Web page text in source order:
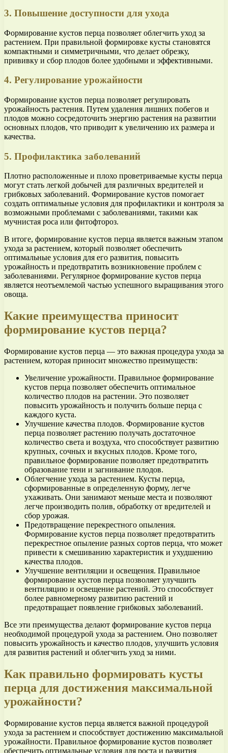
3. Повышение доступности для ухода
Формирование кустов перца позволяет облегчить уход за
растением. При правильной формировке кусты становятся
компактными и симметричными, что делает обрезку,
прививку и сбор плодов более удобными и эффективными.
4. Регулирование урожайности
Формирование кустов перца позволяет регулировать
урожайность растения. Путем удаления лишних побегов и
плодов можно сосредоточить энергию растения на развитии
основных плодов, что приводит к увеличению их размера и
качества.
5. Профилактика заболеваний
Плотно расположенные и плохо проветриваемые кусты перца
могут стать легкой добычей для различных вредителей и
грибковых заболеваний. Формирование кустов помогает
создать оптимальные условия для профилактики и контроля за
возможными проблемами с заболеваниями, такими как
мучнистая роса или фитофтороз.
В итоге, формирование кустов перца является важным этапом
ухода за растением, который позволяет обеспечить
оптимальные условия для его развития, повысить
урожайность и предотвратить возникновение проблем с
заболеваниями. Регулярное формирование кустов перца
является неотъемлемой частью успешного выращивания этого
овоща.
Какие преимущества приносит
формирование кустов перца?
Формирование кустов перца — это важная процедура ухода за
растением, которая приносит множество преимуществ:
Увеличение урожайности. Правильное формирование
кустов перца позволяет обеспечить оптимальное
количество плодов на растении. Это позволяет
повысить урожайность и получить больше перца с
каждого куста.
Улучшение качества плодов. Формирование кустов
перца позволяет растению получать достаточное
количество света и воздуха, что способствует развитию
крупных, сочных и вкусных плодов. Кроме того,
правильное формирование позволяет предотвратить
образование тени и загнивание плодов.
Облегчение ухода за растением. Кусты перца,
сформированные в определенную форму, легче
ухаживать. Они занимают меньше места и позволяют
легче производить полив, обработку от вредителей и
сбор урожая.
Предотвращение перекрестного опыления.
Формирование кустов перца позволяет предотвратить
перекрестное опыление разных сортов перца, что может
привести к смешиванию характеристик и ухудшению
качества плодов.
Улучшение вентиляции и освещения. Правильное
формирование кустов перца позволяет улучшить
вентиляцию и освещение растений. Это способствует
более равномерному развитию растений и
предотвращает появление грибковых заболеваний.
Все эти преимущества делают формирование кустов перца
необходимой процедурой ухода за растением. Оно позволяет
повысить урожайность и качество плодов, улучшить условия
для развития растений и облегчить уход за ними.
Как правильно формировать кусты
перца для достижения максимальной
урожайности?
Формирование кустов перца является важной процедурой
ухода за растением и способствует достижению максимальной
урожайности. Правильное формирование кустов позволяет
обеспечить оптимальные условия для роста и развития